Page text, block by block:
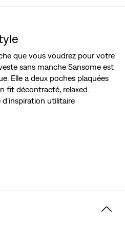
que vous voudrez pour votre
sans manche Sansome est
Elle a deux poches plaquées
fit décontracté, relaxed.
utilitaire